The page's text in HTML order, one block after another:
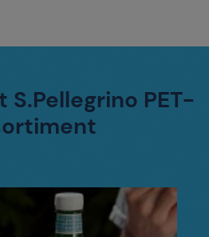
S.Pellegrino PET-